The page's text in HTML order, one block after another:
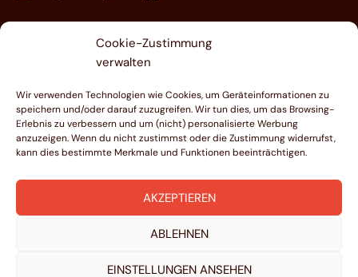
Cookie-Zustimmung
verwalten
Wir verwenden Technologien wie Cookies, um Geräteinformationen zu
speichern und/oder darauf zuzugreifen. Wir tun dies, um das Browsing-
Erlebnis zu verbessern und um (nicht) personalisierte Werbung
anzuzeigen. Wenn du nicht zustimmst oder die Zustimmung widerrufst,
kann dies bestimmte Merkmale und Funktionen beeinträchtigen.
AKZEPTIEREN
ABLEHNEN
EINSTELLUNGEN ANSEHEN
Datenschutz|Cookies